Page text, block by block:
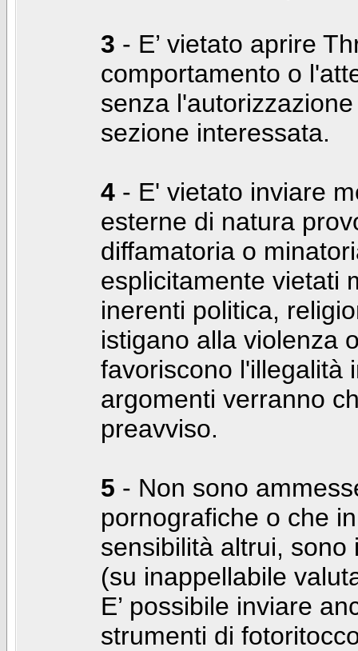
3 - E’ vietato aprire
comportamento o
senza
sezione interessata.
4 - E' vietato inviare
esterne di natura
diffamatoria o
esplicitamente vietati
inerenti politica,
istigano alla violenza
favoriscono l'illegalità
argomenti verranno
preavviso.
5 - Non sono
pornografiche o che
sensibilità altrui,
(su inappellabile
E’ possibile inviare
strumenti di